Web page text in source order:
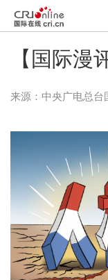
【国际漫
来源：中央广电总台